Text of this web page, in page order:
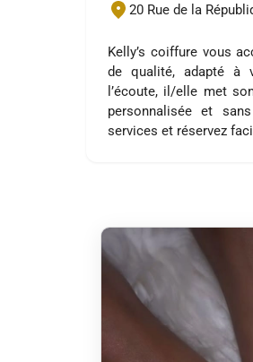
20 Rue de la
Kelly’s coiffure vous
de qualité, adapté à
l’écoute, il/elle met
personnalisée et
services et réservez